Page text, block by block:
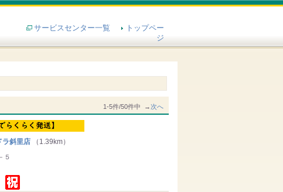
サービスセンター一覧
トップペー
ジ
1-5件/50件中 →次へ
斜里店 （1.39km）
５